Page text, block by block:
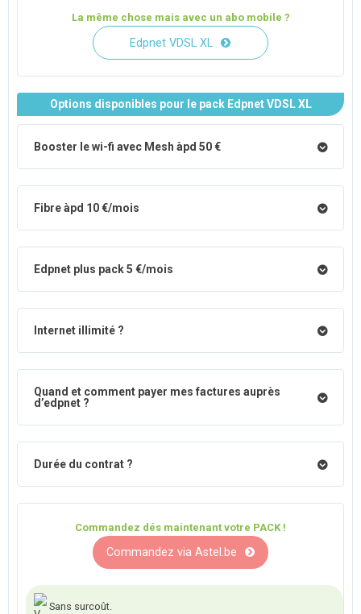
La même chose mais avec un abo mobile ?
Edpnet VDSL XL
Options disponibles pour le pack Edpnet VDSL XL
Booster le wi-fi avec Mesh àpd 50 €
Fibre àpd 10 €/mois
Edpnet plus pack 5 €/mois
Internet illimité ?
Quand et comment payer mes factures auprès
d’edpnet ?
Durée du contrat ?
Commandez dés maintenant votre PACK !
Commandez via Astel.be
Sans surcoût.